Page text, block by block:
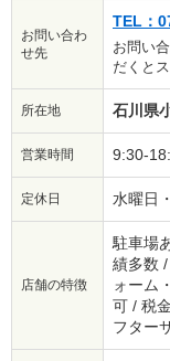
お問い合わ
せ先
TEL：
お問い
だくと
所在地 石川県
営業時間 9:30-
定休日 水曜日
店舗の特徴
駐車場
績多数
ォーム
可 / 税
フター